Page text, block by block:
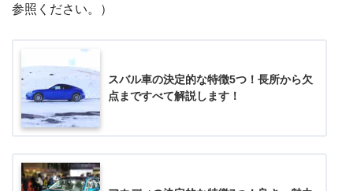
参照ください。）
スバル車の決定的な特徴5つ！長所から欠
点まですべて解説します！